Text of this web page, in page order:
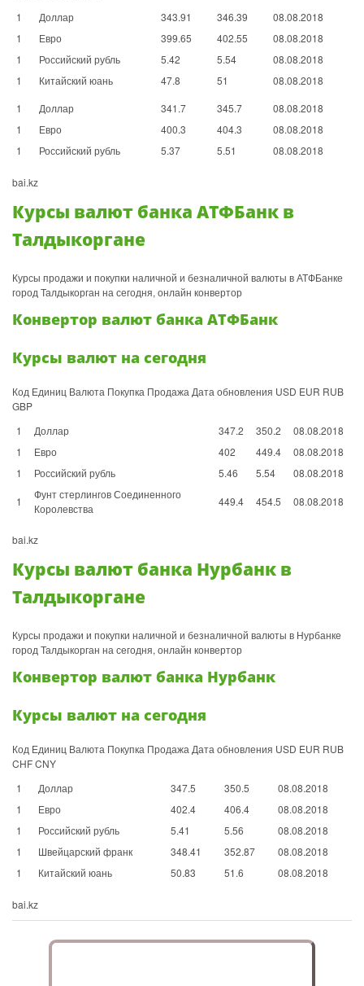
1
Доллар 343.91 346.39
08.08.2018
1
Евро 399.65 402.55
08.08.2018
1
Российский рубль 5.42 5.54
08.08.2018
1
Китайский юань 47.8 51
08.08.2018
1
Доллар 341.7 345.7
08.08.2018
1
Евро 400.3 404.3
08.08.2018
1
Российский рубль 5.37 5.51 08.08.2018
bai.kz
Курсы валют банка АТФБанк в
Талдыкоргане
Курсы продажи и покупки наличной и безналичной валюты в АТФБанке
город Талдыкорган на сегодня, онлайн конвертор
Конвертoр валют банка АТФБанк
Курсы валют на сегодня
Код Единиц Валюта Покупка Продажа Дата обновления USD EUR RUB
GBP
1
Доллар 347.2 350.2
08.08.2018
1
Евро 402 449.4
08.08.2018
1
Российский рубль 5.46 5.54 08.08.2018
1
Фунт стерлингов Соединенного
Королевства
449.4 454.5 08.08.2018
bai.kz
Курсы валют банка Нурбанк в
Талдыкоргане
Курсы продажи и покупки наличной и безналичной валюты в Нурбанке
город Талдыкорган на сегодня, онлайн конвертор
Конвертoр валют банка Нурбанк
Курсы валют на сегодня
Код Единиц Валюта Покупка Продажа Дата обновления USD EUR RUB
CHF CNY
1
Доллар 347.5 350.5
08.08.2018
1
Евро 402.4 406.4
08.08.2018
1
Российский рубль 5.41 5.56
08.08.2018
1
Швейцарский франк 348.41 352.87
08.08.2018
1
Китайский юань 50.83 51.6 08.08.2018
bai.kz